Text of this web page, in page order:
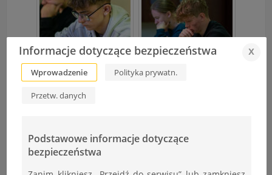
Informacje dotyczące bezpieczeństwa x
Wprowadzenie Polityka prywatn.
Przetw. danych
Podstawowe informacje dotyczące
bezpieczeństwa